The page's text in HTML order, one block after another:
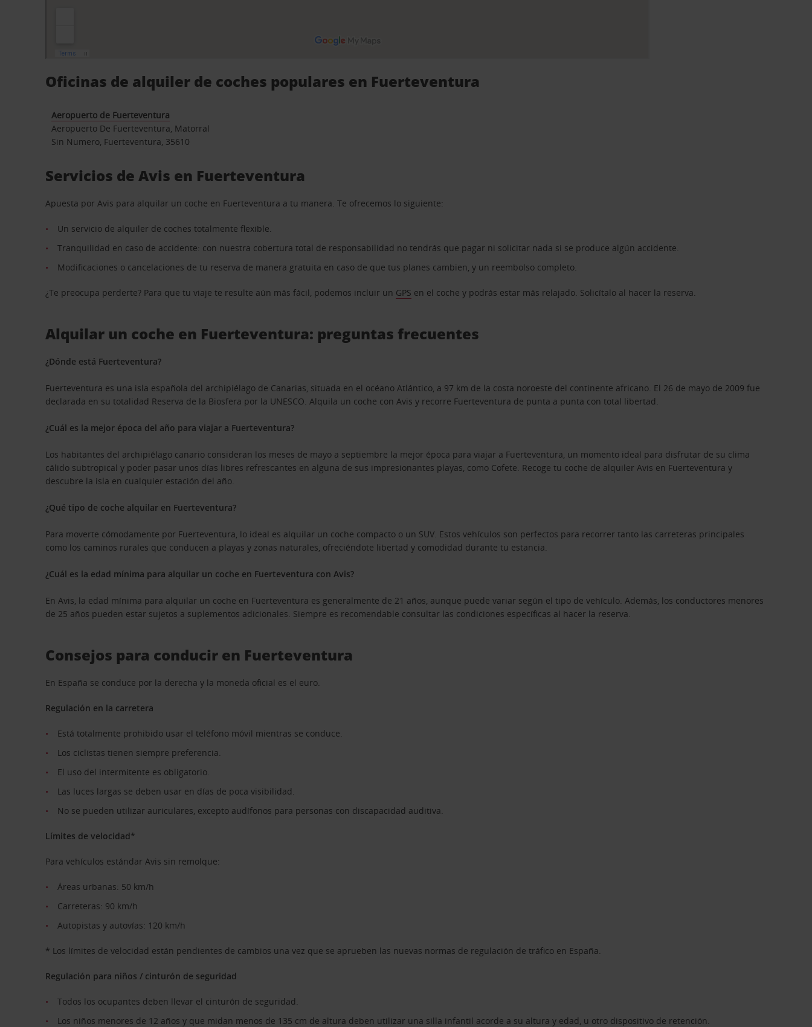
Oficinas de alquiler de coches populares en Fuerteventura
Aeropuerto de Fuerteventura
Aeropuerto De Fuerteventura, Matorral
Sin Numero, Fuerteventura, 35610
Servicios de Avis en Fuerteventura
Apuesta por Avis para alquilar un coche en Fuerteventura a tu manera. Te ofrecemos lo siguiente:
Un servicio de alquiler de coches totalmente flexible.
Tranquilidad en caso de accidente: con nuestra cobertura total de responsabilidad no tendrás que pagar ni solicitar nada si se produce algún accidente.
Modificaciones o cancelaciones de tu reserva de manera gratuita en caso de que tus planes cambien, y un reembolso completo.
¿Te preocupa perderte? Para que tu viaje te resulte aún más fácil, podemos incluir un GPS en el coche y podrás estar más relajado. Solicítalo al hacer la reserva.
Alquilar un coche en Fuerteventura: preguntas frecuentes
¿Dónde está Fuerteventura?
Fuerteventura es una isla española del archipiélago de Canarias, situada en el océano Atlántico, a 97 km de la costa noroeste del continente africano. El 26 de mayo de 2009 fue
declarada en su totalidad Reserva de la Biosfera por la UNESCO. Alquila un coche con Avis y recorre Fuerteventura de punta a punta con total libertad.
¿Cuál es la mejor época del año para viajar a Fuerteventura?
Los habitantes del archipiélago canario consideran los meses de mayo a septiembre la mejor época para viajar a Fuerteventura, un momento ideal para disfrutar de su clima
cálido subtropical y poder pasar unos días libres refrescantes en alguna de sus impresionantes playas, como Cofete. Recoge tu coche de alquiler Avis en Fuerteventura y
descubre la isla en cualquier estación del año.
¿Qué tipo de coche alquilar en Fuerteventura?
Para moverte cómodamente por Fuerteventura, lo ideal es alquilar un coche compacto o un SUV. Estos vehículos son perfectos para recorrer tanto las carreteras principales
como los caminos rurales que conducen a playas y zonas naturales, ofreciéndote libertad y comodidad durante tu estancia.
¿Cuál es la edad mínima para alquilar un coche en Fuerteventura con Avis?
En Avis, la edad mínima para alquilar un coche en Fuerteventura es generalmente de 21 años, aunque puede variar según el tipo de vehículo. Además, los conductores menores
de 25 años pueden estar sujetos a suplementos adicionales. Siempre es recomendable consultar las condiciones específicas al hacer la reserva.
Consejos para conducir en Fuerteventura
En España se conduce por la derecha y la moneda oficial es el euro.
Regulación en la carretera
Está totalmente prohibido usar el teléfono móvil mientras se conduce.
Los ciclistas tienen siempre preferencia.
El uso del intermitente es obligatorio.
Las luces largas se deben usar en días de poca visibilidad.
No se pueden utilizar auriculares, excepto audífonos para personas con discapacidad auditiva.
Límites de velocidad*
Para vehículos estándar Avis sin remolque:
Áreas urbanas: 50 km/h
Carreteras: 90 km/h
Autopistas y autovías: 120 km/h
* Los límites de velocidad están pendientes de cambios una vez que se aprueben las nuevas normas de regulación de tráfico en España.
Regulación para niños / cinturón de seguridad
Todos los ocupantes deben llevar el cinturón de seguridad.
Los niños menores de 12 años y que midan menos de 135 cm de altura deben utilizar una silla infantil acorde a su altura y edad, u otro dispositivo de retención.